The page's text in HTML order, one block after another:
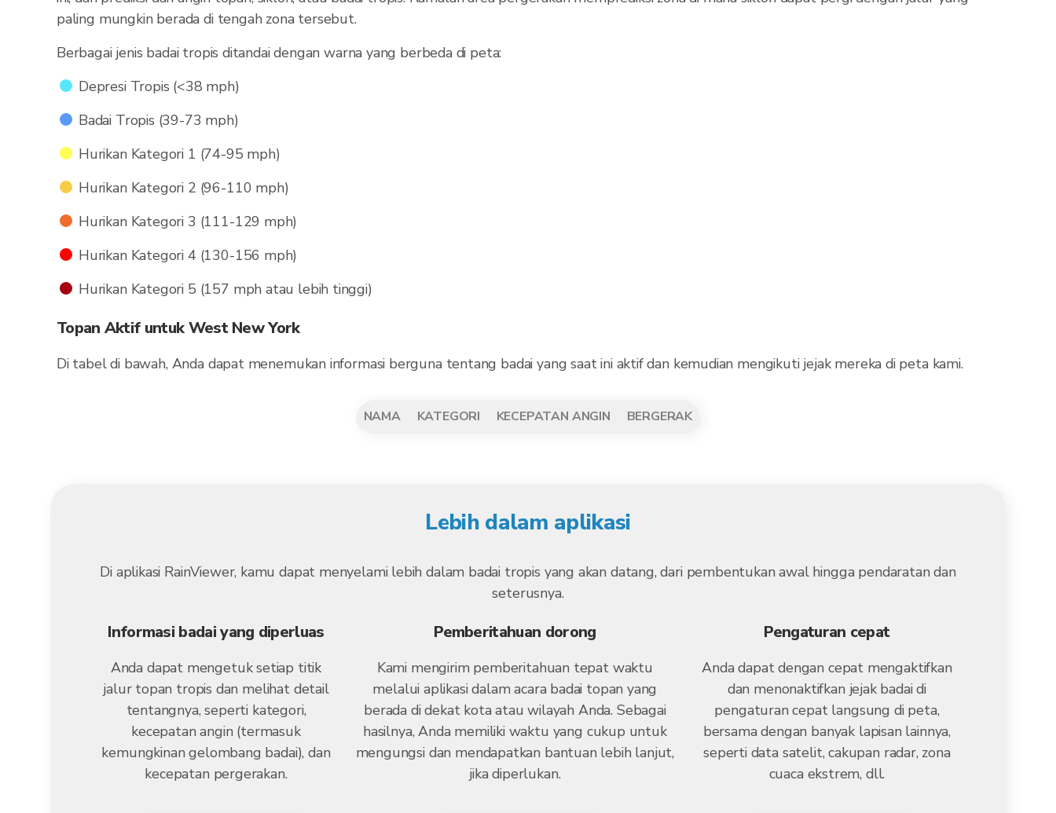
paling mungkin berada di tengah zona tersebut.
Berbagai jenis badai tropis ditandai dengan warna yang berbeda di peta:
Depresi Tropis (<38 mph)
Badai Tropis (39-73 mph)
Hurikan Kategori 1 (74-95 mph)
Hurikan Kategori 2 (96-110 mph)
Hurikan Kategori 3 (111-129 mph)
Hurikan Kategori 4 (130-156 mph)
Hurikan Kategori 5 (157 mph atau lebih tinggi)
Topan Aktif untuk West New York
Di tabel di bawah, Anda dapat menemukan informasi berguna tentang badai yang saat ini aktif dan kemudian mengikuti jejak mereka di peta kami.
NAMA KATEGORI KECEPATAN ANGIN BERGERAK
Lebih dalam aplikasi
Di aplikasi RainViewer, kamu dapat menyelami lebih dalam badai tropis yang akan datang, dari pembentukan awal hingga pendaratan dan
seterusnya.
Informasi badai yang diperluas
Anda dapat mengetuk setiap titik
jalur topan tropis dan melihat detail
tentangnya, seperti kategori,
kecepatan angin (termasuk
kemungkinan gelombang badai), dan
kecepatan pergerakan.
Pemberitahuan dorong
Kami mengirim pemberitahuan tepat waktu
melalui aplikasi dalam acara badai topan yang
berada di dekat kota atau wilayah Anda. Sebagai
hasilnya, Anda memiliki waktu yang cukup untuk
mengungsi dan mendapatkan bantuan lebih lanjut,
jika diperlukan.
Pengaturan cepat
Anda dapat dengan cepat mengaktifkan
dan menonaktifkan jejak badai di
pengaturan cepat langsung di peta,
bersama dengan banyak lapisan lainnya,
seperti data satelit, cakupan radar, zona
cuaca ekstrem, dll.